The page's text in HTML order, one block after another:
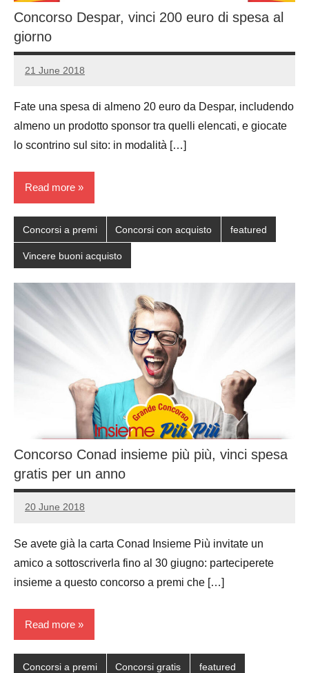
Concorso Despar, vinci 200 euro di spesa al
giorno
21 June 2018
Luca
No
Fate una spesa di almeno 20 euro da Despar, includendo
almeno un prodotto sponsor tra quelli elencati, e giocate
lo scontrino sul sito: in modalità […]
Read more
Concorsi a premi Concorsi con acquisto featured
Vincere buoni acquisto
Concorso Conad insieme più più, vinci spesa
gratis per un anno
20 June 2018
Luca
No
Se avete già la carta Conad Insieme Più invitate un
amico a sottoscriverla fino al 30 giugno: parteciperete
insieme a questo concorso a premi che […]
Read more
Concorsi a premi Concorsi gratis featured